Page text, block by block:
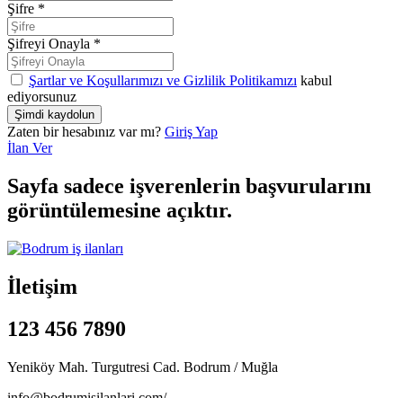
Şifre *
Şifreyi Onayla *
Şartlar ve Koşullarımızı ve Gizlilik Politikamızı kabul
ediyorsunuz
Zaten bir hesabınız var mı? Giriş Yap
İlan Ver
Sayfa sadece işverenlerin başvurularını
görüntülemesine açıktır.
İletişim
123 456 7890
Yeniköy Mah. Turgutresi Cad. Bodrum / Muğla